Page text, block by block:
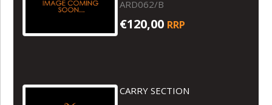
ARD062/B
€120,00 RRP
CARRY SECTION